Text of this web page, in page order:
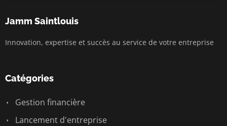
Jamm Saintlouis
Innovation, expertise et succès au service de votre entreprise
Catégories
Gestion financière
Lancement d'entreprise